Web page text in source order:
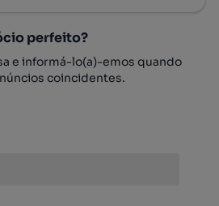
perfeito?
e informá-lo(a)-emos quando
coincidentes.